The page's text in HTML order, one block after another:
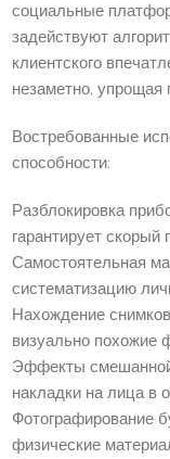
социальные
задействуют
клиентского
незаметно,
Востребованные
способности:
Разблокировка
гарантирует скорый
Самостоятельная
систематизацию
Нахождение
визуально похожие
Эффекты
накладки на лица в
Фотографирование
физические